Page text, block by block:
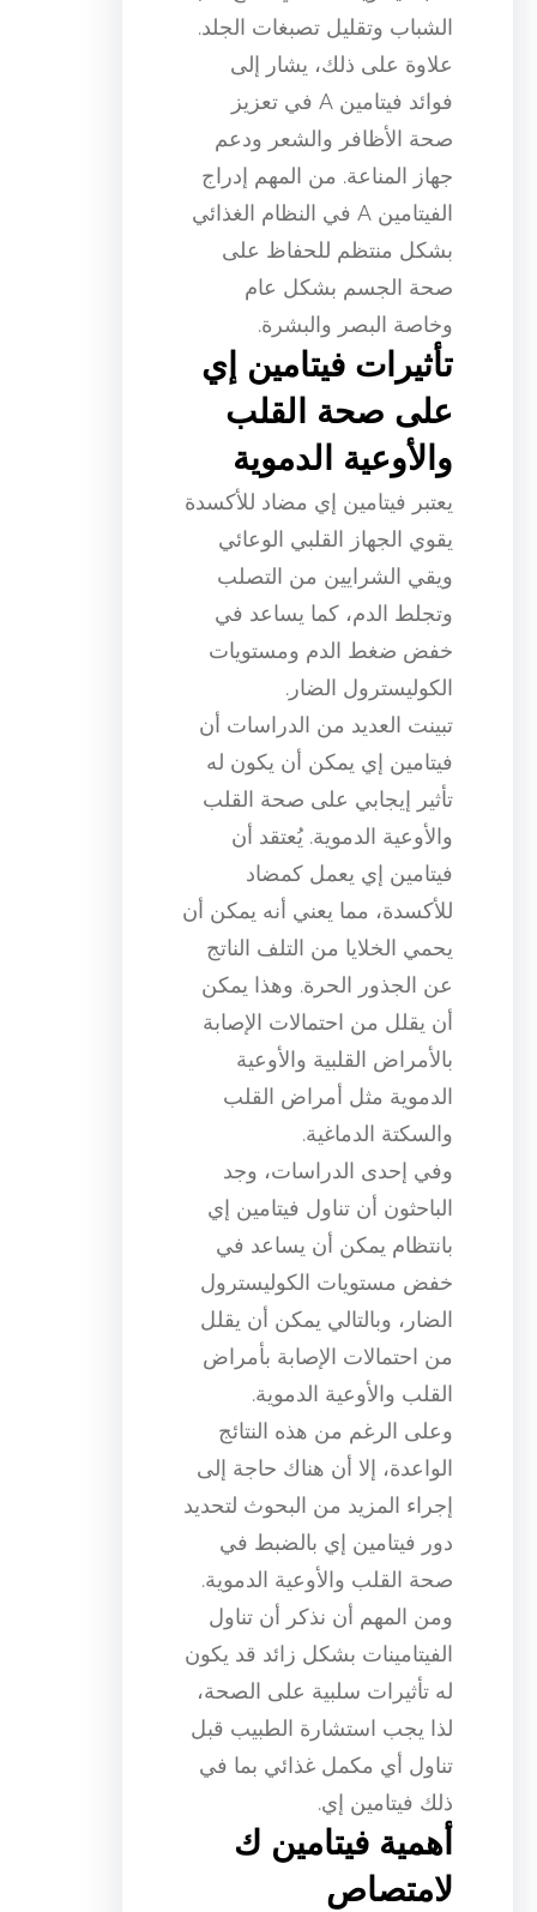
الشباب وتقليل تصبغات الجلد.
علاوة على ذلك، يشار إلى
فوائد فيتامين A في تعزيز
صحة الأظافر والشعر ودعم
جهاز المناعة. من المهم إدراج
الفيتامين A في النظام الغذائي
بشكل منتظم للحفاظ على
صحة الجسم بشكل عام
وخاصة البصر والبشرة.
تأثيرات فيتامين إي
على صحة القلب
والأوعية الدموية
يعتبر فيتامين إي مضاد للأكسدة
يقوي الجهاز القلبي الوعائي
ويقي الشرايين من التصلب
وتجلط الدم، كما يساعد في
خفض ضغط الدم ومستويات
الكوليسترول الضار.
تبينت العديد من الدراسات أن
فيتامين إي يمكن أن يكون له
تأثير إيجابي على صحة القلب
والأوعية الدموية. يُعتقد أن
فيتامين إي يعمل كمضاد
للأكسدة، مما يعني أنه يمكن أن
يحمي الخلايا من التلف الناتج
عن الجذور الحرة. وهذا يمكن
أن يقلل من احتمالات الإصابة
بالأمراض القلبية والأوعية
الدموية مثل أمراض القلب
والسكتة الدماغية.
وفي إحدى الدراسات، وجد
الباحثون أن تناول فيتامين إي
بانتظام يمكن أن يساعد في
خفض مستويات الكوليسترول
الضار، وبالتالي يمكن أن يقلل
من احتمالات الإصابة بأمراض
القلب والأوعية الدموية.
وعلى الرغم من هذه النتائج
الواعدة، إلا أن هناك حاجة إلى
إجراء المزيد من البحوث لتحديد
دور فيتامين إي بالضبط في
صحة القلب والأوعية الدموية.
ومن المهم أن نذكر أن تناول
الفيتامينات بشكل زائد قد يكون
له تأثيرات سلبية على الصحة،
لذا يجب استشارة الطبيب قبل
تناول أي مكمل غذائي بما في
ذلك فيتامين إي.
أهمية فيتامين ك
لامتصاص